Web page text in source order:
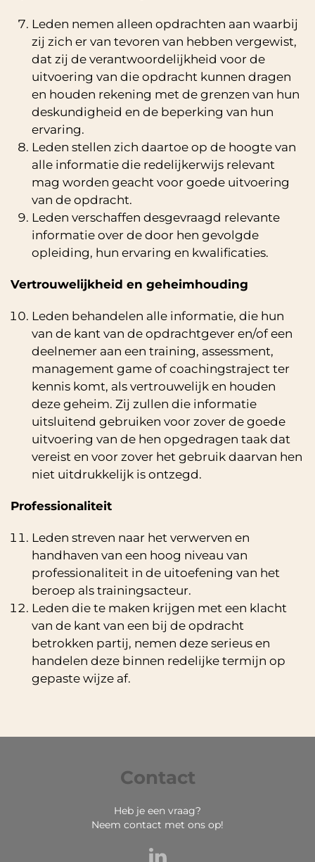
Leden nemen alleen opdrachten aan waarbij
zij zich er van tevoren van hebben vergewist,
dat zij de verantwoordelijkheid voor de
uitvoering van die opdracht kunnen dragen
en houden rekening met de grenzen van hun
deskundigheid en de beperking van hun
ervaring.
Leden stellen zich daartoe op de hoogte van
alle informatie die redelijkerwijs relevant
mag worden geacht voor goede uitvoering
van de opdracht.
Leden verschaffen desgevraagd relevante
informatie over de door hen gevolgde
opleiding, hun ervaring en kwalificaties.
Vertrouwelijkheid en geheimhouding
Leden behandelen alle informatie, die hun
van de kant van de opdrachtgever en/of een
deelnemer aan een training, assessment,
management game of coachingstraject ter
kennis komt, als vertrouwelijk en houden
deze geheim. Zij zullen die informatie
uitsluitend gebruiken voor zover de goede
uitvoering van de hen opgedragen taak dat
vereist en voor zover het gebruik daarvan hen
niet uitdrukkelijk is ontzegd.
Professionaliteit
Leden streven naar het verwerven en
handhaven van een hoog niveau van
professionaliteit in de uitoefening van het
beroep als trainingsacteur.
Leden die te maken krijgen met een klacht
van de kant van een bij de opdracht
betrokken partij, nemen deze serieus en
handelen deze binnen redelijke termijn op
gepaste wijze af.
Contact
Heb je een vraag?
Neem contact met ons op!